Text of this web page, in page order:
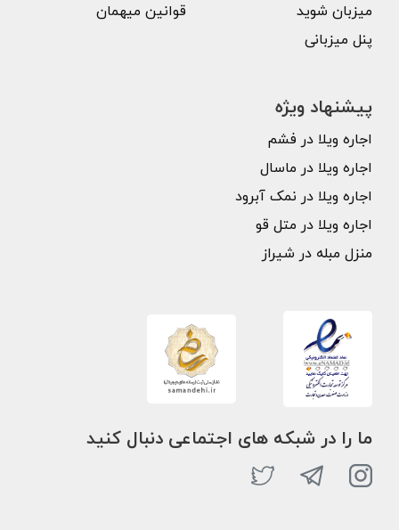
میزبان شوید
پنل میزبانی
قوانین میهمان
پیشنهاد ویژه
اجاره ویلا در فشم
اجاره ویلا در ماسال
اجاره ویلا در نمک آبرود
اجاره ویلا در متل قو
منزل مبله در شیراز
ما را در شبکه های اجتماعی دنبال کنید